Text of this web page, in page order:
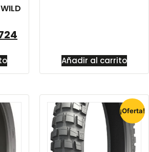
Añadir al carrito
¡Oferta!